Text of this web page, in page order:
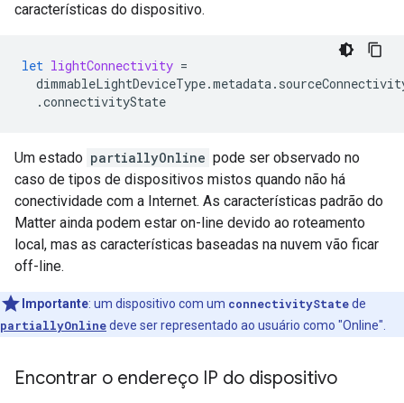
características do dispositivo.
let lightConnectivity =
dimmableLightDeviceType.metadata.
.connectivityState
Um estado partiallyOnline pode ser observado no
caso de tipos de dispositivos mistos quando não há
conectividade com a Internet. As características padrão do
Matter ainda podem estar on-line devido ao roteamento
local, mas as características baseadas na nuvem vão ficar
off-line.
Importante: um dispositivo com um connectivityStatede
partiallyOnlinedeve ser representado ao usuário como "Online".
Encontrar o endereço IP do dispositivo